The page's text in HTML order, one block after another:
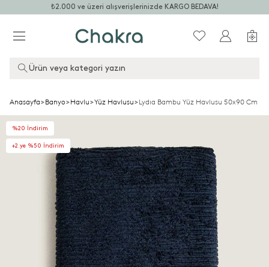
₺2.000 ve üzeri alışverişlerinizde KARGO BEDAVA!
Ürün veya kategori yazın
Anasayfa>Banyo>Havlu>Yüz Havlusu>Lydıa Bambu Yüz Havlusu 50x90 Cm
%20 İndirim
+2.ye %50 İndirim